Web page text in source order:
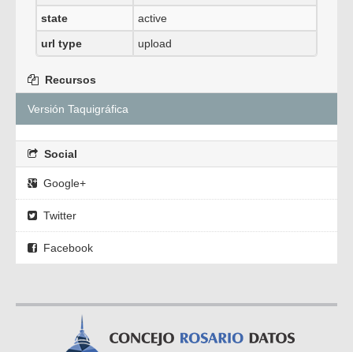
state
active
url type
upload
Recursos
Versión Taquigráfica
Social
Google+
Twitter
Facebook